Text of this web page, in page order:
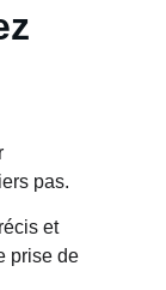
pas.
et
prise de